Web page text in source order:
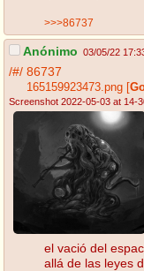
>>>86737
Anónimo 03/05/22
/#/ 86737
165159923473.png
Screenshot 2022-05-03 at 14-
el vació del
allá de las leyes